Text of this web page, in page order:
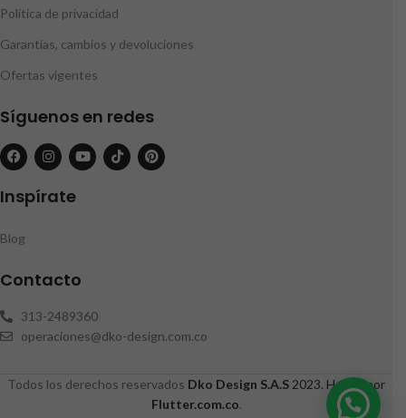
Política de privacidad
Garantías, cambios y devoluciones
Ofertas vigentes
Síguenos en redes
Inspírate
Blog
Contacto
313-2489360
operaciones@dko-design.com.co
Todos los derechos reservados Dko Design S.A.S 2023. Hecho por
Flutter.com.co.